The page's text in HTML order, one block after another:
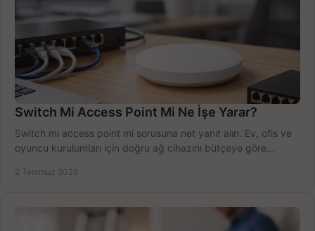
Switch Mi Access Point Mi Ne İşe Yarar?
Switch mi access point mi sorusuna net yanıt alın. Ev, ofis ve
oyuncu kurulumları için doğru ağ cihazını bütçeye göre
2 Temmuz 2026